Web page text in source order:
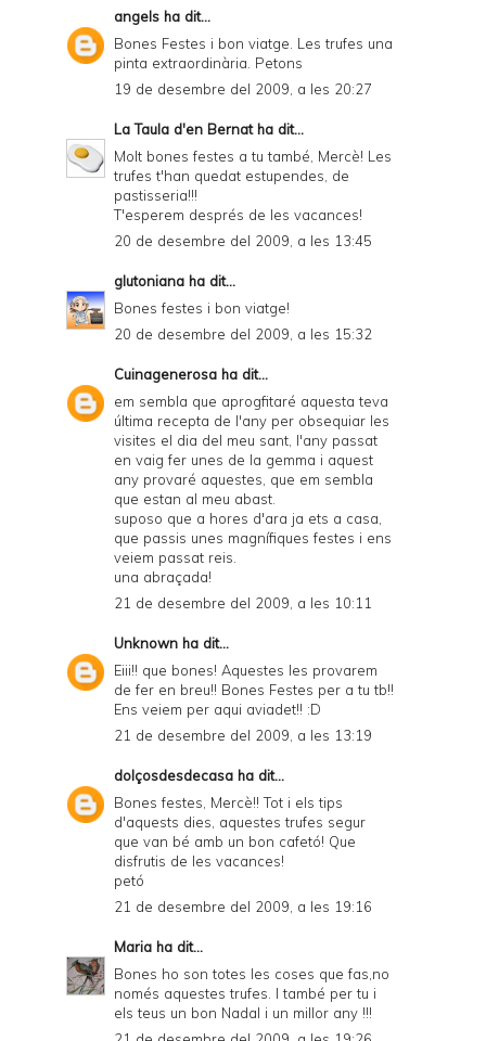
angels ha dit...
Bones Festes i bon viatge. Les trufes una
pinta extraordinària. Petons
19 de desembre del 2009, a les 20:27
La Taula d'en Bernatha dit...
Molt bones festes a tu també, Mercè! Les
trufes t'han quedat estupendes, de
pastisseria!!!
T'esperem després de les vacances!
20 de desembre del 2009, a les 13:45
glutoniana ha dit...
Bones festes i bon viatge!
20 de desembre del 2009, a les 15:32
Cuinagenerosa ha dit...
em sembla que aprogfitaré aquesta teva
última recepta de l'any per obsequiar les
visites el dia del meu sant, l'any passat
en vaig fer unes de la gemma i aquest
any provaré aquestes, que em sembla
que estan al meu abast.
suposo que a hores d'ara ja ets a casa,
que passis unes magnífiques festes i ens
veiem passat reis.
una abraçada!
21 de desembre del 2009, a les 10:11
Unknown ha dit...
Eiii!! que bones! Aquestes les provarem
de fer en breu!! Bones Festes per a tu tb!!
Ens veiem per aqui aviadet!! :D
21 de desembre del 2009, a les 13:19
dolçosdesdecasa ha dit...
Bones festes, Mercè!! Tot i els tips
d'aquests dies, aquestes trufes segur
que van bé amb un bon cafetó! Que
disfrutis de les vacances!
petó
21 de desembre del 2009, a les 19:16
Maria ha dit...
Bones ho son totes les coses que fas,no
només aquestes trufes. I també per tu i
els teus un bon Nadal i un millor any !!!